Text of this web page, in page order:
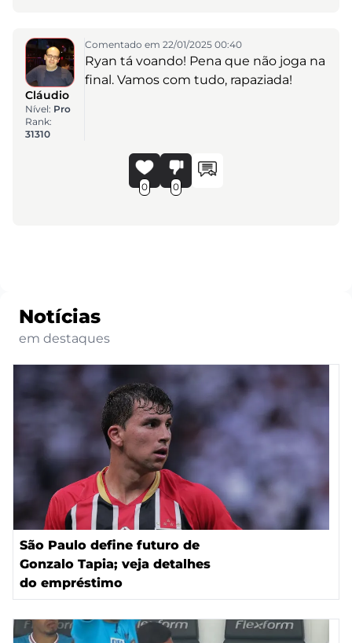
Cláudio
Nível: Pro
Rank:
31310
Comentado em 22/01/2025 00:40
Ryan tá voando! Pena que não joga na
final. Vamos com tudo, rapaziada!
0 0
Notícias
em destaques
São Paulo define futuro de
Gonzalo Tapia; veja detalhes
do empréstimo